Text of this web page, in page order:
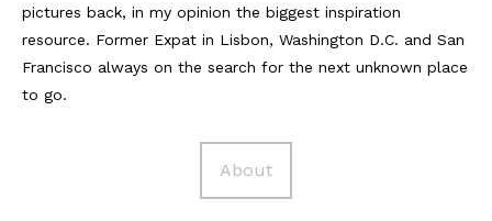
Food Guide
Ausserdem
pictures back, in my opinion the biggest inspiration
resource. Former Expat in Lisbon, Washington D.C. and San
Francisco always on the search for the next unknown place
to go.
About